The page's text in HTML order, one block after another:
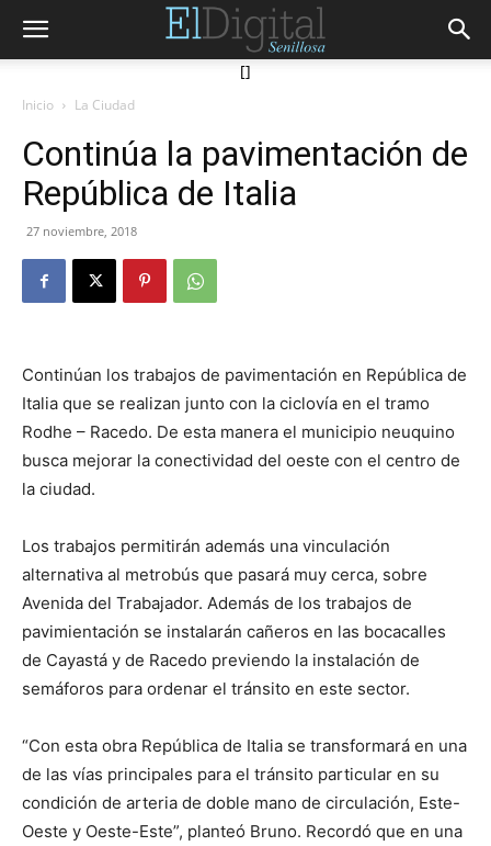
[]
Inicio La Ciudad
Continúa la pavimentación de
República de Italia
27 noviembre, 2018
Continúan los trabajos de pavimentación en República de
Italia que se realizan junto con la ciclovía en el tramo
Rodhe – Racedo. De esta manera el municipio neuquino
busca mejorar la conectividad del oeste con el centro de
la ciudad.
Los trabajos permitirán además una vinculación
alternativa al metrobús que pasará muy cerca, sobre
Avenida del Trabajador. Además de los trabajos de
pavimientación se instalarán cañeros en las bocacalles
de Cayastá y de Racedo previendo la instalación de
semáforos para ordenar el tránsito en este sector.
“Con esta obra República de Italia se transformará en una
de las vías principales para el tránsito particular en su
condición de arteria de doble mano de circulación, Este-
Oeste y Oeste-Este”, planteó Bruno. Recordó que en una